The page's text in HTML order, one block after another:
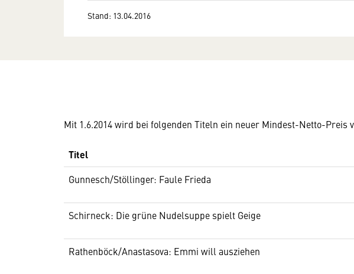
Stand: 13.04.2016
Mit 1.6.2014 wird bei folgenden Titeln ein neuer Mindest-Netto-Preis
Titel
Gunnesch/Stöllinger: Faule Frieda
Schirneck: Die grüne Nudelsuppe spielt Geige
Rathenböck/Anastasova: Emmi will ausziehen